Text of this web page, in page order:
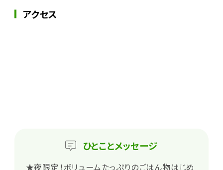
アクセス
ひとことメッセージ
★夜限定！ボリュームたっぷりのごはん物はじめ